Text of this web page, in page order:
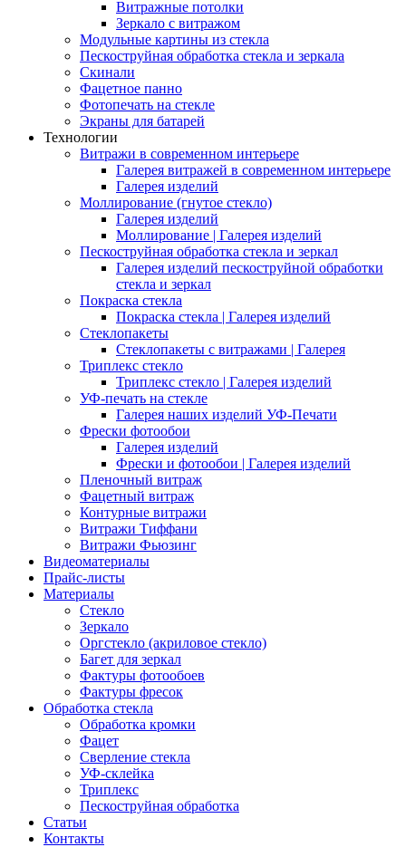
Витражные потолки
Зеркало с витражом
Модульные картины из стекла
Пескоструйная обработка стекла и зеркала
Скинали
Фацетное панно
Фотопечать на стекле
Экраны для батарей
Технологии
Витражи в современном интерьере
Галерея витражей в современном интерьере
Галерея изделий
Моллирование (гнутое стекло)
Галерея изделий
Моллирование | Галерея изделий
Пескоструйная обработка стекла и зеркал
Галерея изделий пескоструйной обработки
стекла и зеркал
Покраска стекла
Покраска стекла | Галерея изделий
Стеклопакеты
Стеклопакеты с витражами | Галерея
Триплекс стекло
Триплекс стекло | Галерея изделий
УФ-печать на стекле
Галерея наших изделий УФ-Печати
Фрески фотообои
Галерея изделий
Фрески и фотообои | Галерея изделий
Пленочный витраж
Фацетный витраж
Контурные витражи
Витражи Тиффани
Витражи Фьюзинг
Видеоматериалы
Прайс-листы
Материалы
Стекло
Зеркало
Оргстекло (акриловое стекло)
Багет для зеркал
Фактуры фотообоев
Фактуры фресок
Обработка стекла
Обработка кромки
Фацет
Сверление стекла
УФ-склейка
Триплекс
Пескоструйная обработка
Статьи
Контакты